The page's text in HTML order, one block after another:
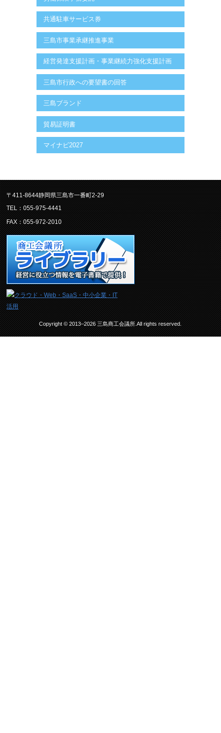
共通駐車サービス券
三島市事業承継推進事業
経営発達支援計画・事業継続力強化支援計画
三島市行政への要望書の回答
三島ブランド
貿易証明書
マイナビ2027
〒411-8644静岡県三島市一番町2-29
TEL：055-975-4441
FAX：055-972-2010
Copyright © 2013–2026 三島商工会議所.All rights reserved.